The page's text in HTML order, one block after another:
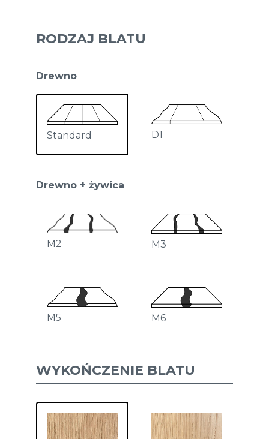
RODZAJ BLATU
Drewno
Standard D1
Drewno + żywica
M2 M3
M5 M6
WYKOŃCZENIE BLATU